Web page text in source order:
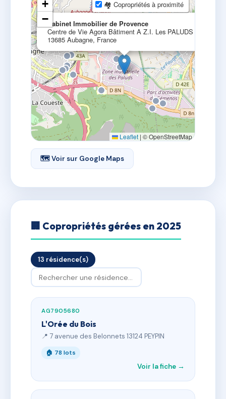
Cabinet Immobilier de Provence
Centre de Vie Agora Bâtiment A Z.I. Les PALUDS ​,
13685 Aubagne, France
+
−
🏘 Copropriétés à proximité
Leaflet | © OpenStreetMap
🗺 Voir sur Google Maps
🏢 Copropriétés gérées en 2025
13 résidence(s)
AG7905680
L'Orée du Bois
📍 7 avenue des Belonnets 13124 PEYPIN
🏠 78 lots
Voir la fiche →